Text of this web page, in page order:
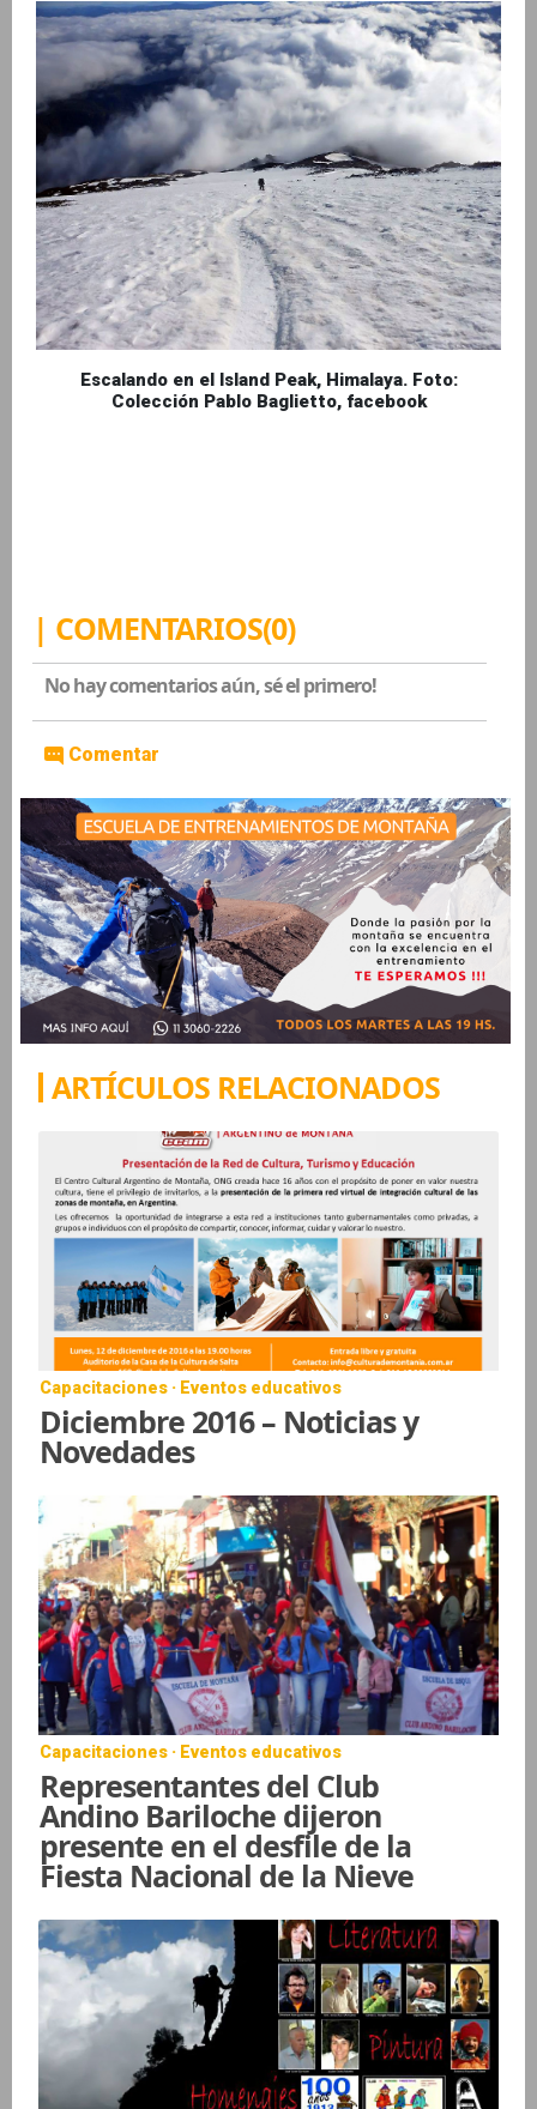
Escalando en el Island Peak, Himalaya. Foto:
Colección Pablo Baglietto, facebook
| COMENTARIOS(0)
No hay comentarios aún, sé el primero!
Comentar
ARTÍCULOS RELACIONADOS
Capacitaciones · Eventos educativos
Diciembre 2016 – Noticias y
Novedades
Capacitaciones · Eventos educativos
Representantes del Club
Andino Bariloche dijeron
presente en el desfile de la
Fiesta Nacional de la Nieve